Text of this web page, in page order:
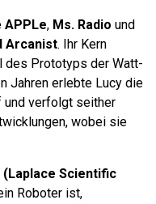
APPLe, Ms. Radio und
Arcanist. Ihr Kern
des Prototyps der Watt-
Jahren erlebte Lucy die
und verfolgt seither
wobei sie
(Laplace Scientific
Roboter ist,